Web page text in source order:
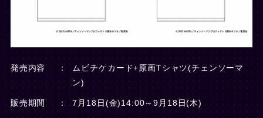
発売内容
ムビチケカード+原画Tシャツ(チェンソーマ
ン)
販売期間 7月18日(金)14:00～9月18日(木)